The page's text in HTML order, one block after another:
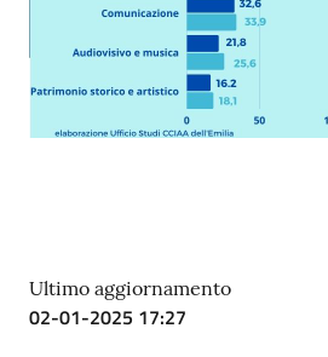
Ultimo aggiornamento
02-01-2025 17:27